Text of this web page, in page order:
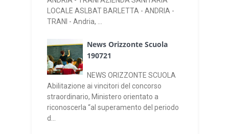
LOCALE ASLBAT BARLETTA - ANDRIA -
TRANI - Andria, ...
News Orizzonte Scuola
190721
NEWS ORIZZONTE SCUOLA
Abilitazione ai vincitori del concorso
straordinario, Ministero orientato a
riconoscerla “al superamento del periodo
d...